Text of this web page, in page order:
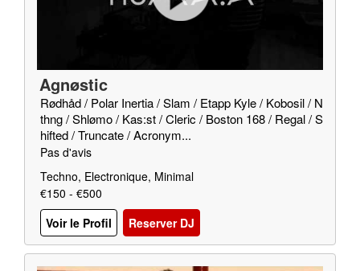
Agnøstic
Rødhåd / Polar Inertia / Slam / Etapp Kyle / Kobosil / N
thng / Shlømo / Kas:st / Cleric / Boston 168 / Regal / S
hifted / Truncate / Acronym...
Pas d'avis
Techno, Electronique, Minimal
€150 - €500
Voir le Profil
Reserver DJ